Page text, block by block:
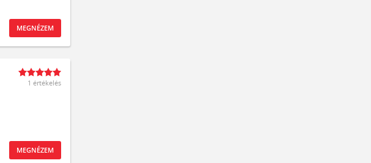
MEGNÉZEM
1 értékelés
MEGNÉZEM